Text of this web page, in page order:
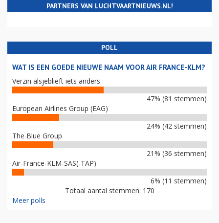
PARTNERS VAN LUCHTVAARTNIEUWS.NL!
POLL
WAT IS EEN GOEDE NIEUWE NAAM VOOR AIR FRANCE-KLM?
Verzin alsjeblieft iets anders
47% (81 stemmen)
European Airlines Group (EAG)
24% (42 stemmen)
The Blue Group
21% (36 stemmen)
Air-France-KLM-SAS(-TAP)
6% (11 stemmen)
Totaal aantal stemmen: 170
Meer polls